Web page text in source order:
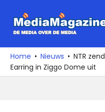
naar
media
over
de
Home Nieuws
NTR
Earring in Ziggo Dome uit